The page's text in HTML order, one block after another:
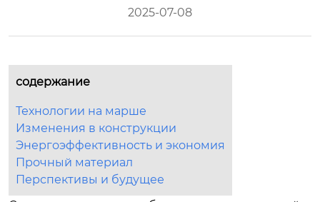
2025-07-08
содержание
Технологии на марше
Изменения в конструкции
Энергоэффективность и экономия
Прочный материал
Перспективы и будущее